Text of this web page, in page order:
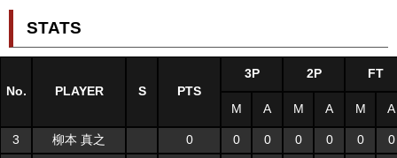
STATS
No. PLAYER S PTS
3P 2P FT
M A M A M A
3 柳本 真之 0 0 0 0 0 0
0